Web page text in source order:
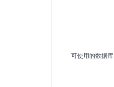
可使用的数据库